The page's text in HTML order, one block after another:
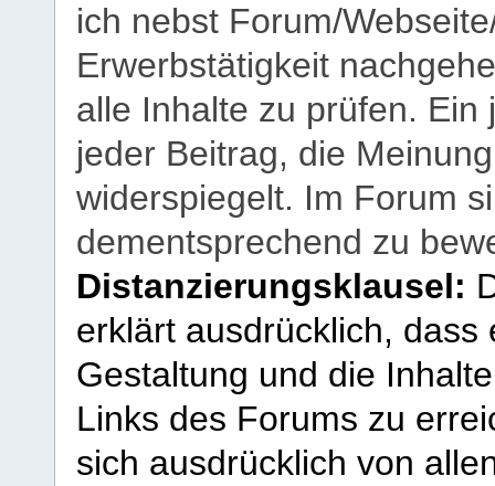
ich nebst Forum/
Erwerbstätigkeit
alle Inhalte zu prüfen.
jeder Beitrag, die
widerspiegelt. Im Forum
dementsprechend zu
Distanzierungsklausel:
erklärt ausdrücklich,
Gestaltung und die
Links des Forums zu
sich ausdrücklich von